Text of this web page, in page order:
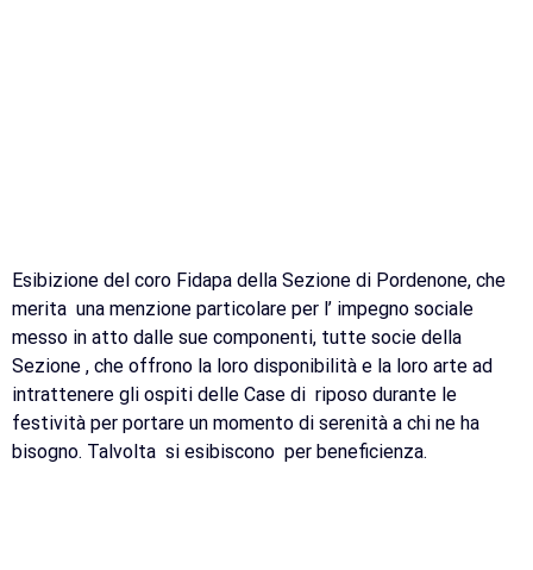
Esibizione del coro Fidapa della Sezione di Pordenone, che
merita una menzione particolare per l’ impegno sociale
messo in atto dalle sue componenti, tutte socie della
Sezione , che offrono la loro disponibilità e la loro arte ad
intrattenere gli ospiti delle Case di riposo durante le
festività per portare un momento di serenità a chi ne ha
bisogno. Talvolta si esibiscono per beneficienza.